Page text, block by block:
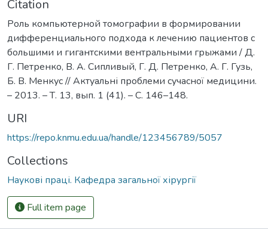
Citation
Роль компьютерной томографии в формировании
дифференциального подхода к лечению пациентов с
большими и гигантскими вентральными грыжами / Д.
Г. Петренко, В. А. Сипливый, Г. Д. Петренко, А. Г. Гузь,
Б. В. Менкус // Актуальні проблеми сучасної медицини.
– 2013. – Т. 13, вып. 1 (41). – С. 146–148.
URI
https://repo.knmu.edu.ua/handle/123456789/5057
Collections
Наукові праці. Кафедра загальної хірургії
Full item page